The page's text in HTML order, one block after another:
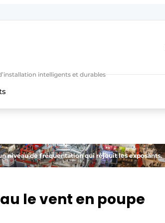
intelligents et durables
niveau de fréquentation qui réjouit les exposants.
le vent en poupe